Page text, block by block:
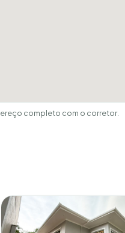
completo com o corretor.